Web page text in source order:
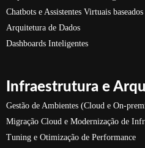
Chatbots e Assistentes Virtuais
Arquitetura de Dados
Dashboards Inteligentes
Infraestrutura e
Gestão de Ambientes (Cloud e On-
Migração Cloud e Modernização de
Tuning e Otimização de Performance